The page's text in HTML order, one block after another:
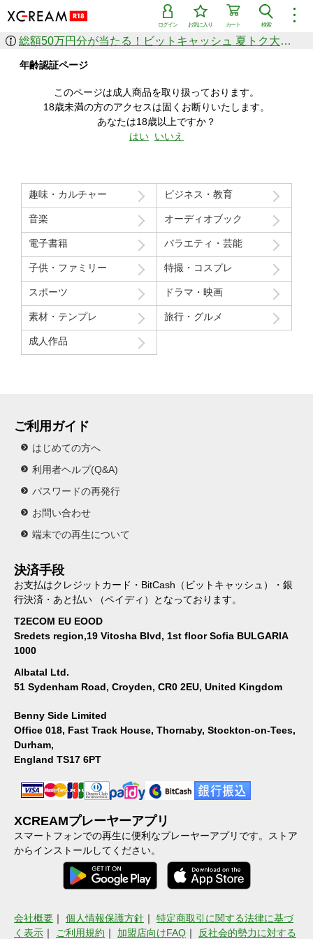
︙
検索
カート
お気に入り
ログイン
作品を探す
ジャンル
シリーズ
人気のセール中商品
新着セール中商品
すべての作品から探す
価格の安い順
価格の高い順
月間ランキング
年間ランキング
総額50万円分が当たる！ビットキャッシュ 夏トク大感謝祭
年齢認証ページ
このページは成人商品を取り扱っております。
18歳未満の方のアクセスは固くお断りいたします。
あなたは18歳以上ですか？
はい いいえ
趣味・カルチャー ビジネス・教育
音楽 オーディオブック
電子書籍 バラエティ・芸能
子供・ファミリー 特撮・コスプレ
スポーツ ドラマ・映画
素材・テンプレ 旅行・グルメ
成人作品
ご利用ガイド
はじめての方へ
利用者ヘルプ(Q&A)
パスワードの再発行
お問い合わせ
端末での再生について
決済手段
お支払はクレジットカード・BitCash（ビットキャッシュ）・銀
行決済・あと払い （ペイディ）となっております。
T2ECOM EU EOOD
Sredets region,19 Vitosha Blvd, 1st floor Sofia BULGARIA
1000
Albatal Ltd.
51 Sydenham Road, Croyden, CR0 2EU, United Kingdom
Benny Side Limited
Office 018, Fast Track House, Thornaby, Stockton-on-Tees,
Durham,
England TS17 6PT
XCREAMプレーヤーアプリ
スマートフォンでの再生に便利なプレーヤーアプリです。ストア
からインストールしてください。
会社概要 ｜ 個人情報保護方針 ｜ 特定商取引に関する法律に基づ
く表示 ｜ ご利用規約 ｜ 加盟店向けFAQ ｜ 反社会的勢力に対する